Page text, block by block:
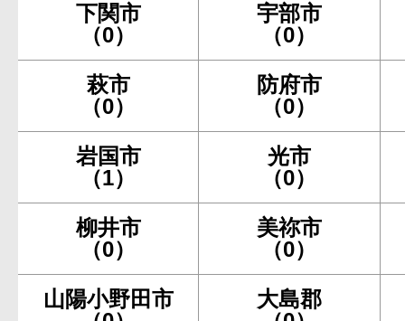
下関市
（0）
宇部市
（0）
萩市
（0）
防府市
（0）
岩国市
（1）
光市
（0）
柳井市
（0）
美祢市
（0）
山陽小野田市
大島郡